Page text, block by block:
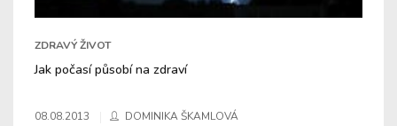
ZDRAVÝ ŽIVOT
Jak počasí působí na zdraví
08.08.2013 DOMINIKA ŠKAMLOVÁ